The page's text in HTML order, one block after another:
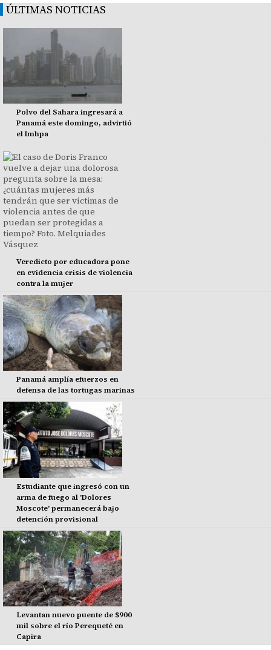
ÚLTIMAS NOTICIAS
Polvo del Sahara ingresará a
Panamá este domingo, advirtió
el Imhpa
Veredicto por educadora pone
en evidencia crisis de violencia
contra la mujer
Panamá amplía efuerzos en
defensa de las tortugas marinas
Estudiante que ingresó con un
arma de fuego al 'Dolores
Moscote' permanecerá bajo
detención provisional
Levantan nuevo puente de $900
mil sobre el río Perequeté en
Capira